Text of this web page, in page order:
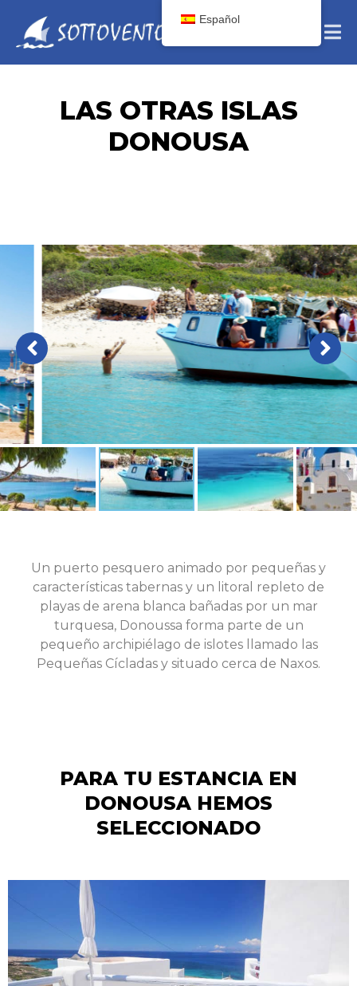
LAS OTRAS ISLAS
DONOUSA
Un puerto pesquero animado por pequeñas y
características tabernas y un litoral repleto de
playas de arena blanca bañadas por un mar
turquesa, Donoussa forma parte de un
pequeño archipiélago de islotes llamado las
Pequeñas Cícladas y situado cerca de Naxos.
PARA TU ESTANCIA EN
DONOUSA HEMOS
SELECCIONADO
Español